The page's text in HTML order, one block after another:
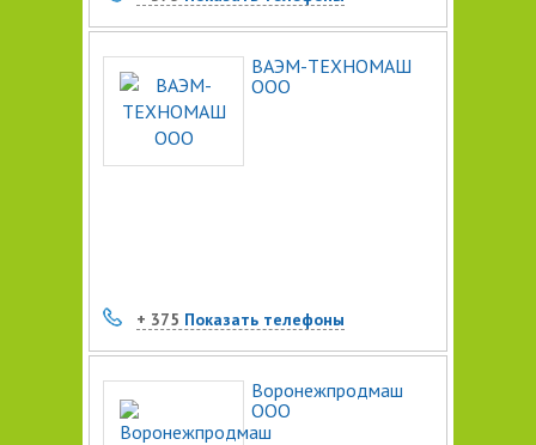
ВАЭМ-ТЕХНОМАШ
ООО
+ 375 Показать телефоны
Воронежпродмаш
ООО